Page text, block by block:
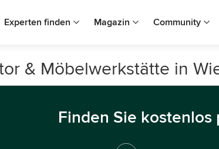
Experten finden Magazin Community
& Möbelwerkstätte in
Finden Sie kostenlos